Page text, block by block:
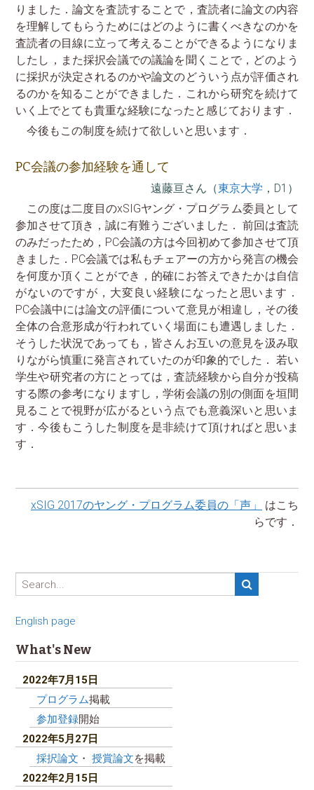
りました．論文を査読することで，査読者に論文の内容
を理解してもらうためにはどのように書くべきなのかを
査読者の目線に立って考えることができるようになりま
したし，また採択会議での議論を聞くことで，どのよう
に採択が決定されるのかや論文のどういう点が評価され
るのかを知ることができました．これから研究を続けて
いく上でとても貴重な経験になったと感じております．
今後もこの制度を続けて欲しいと思います．
PC会議の参加経験を通して
遠藤亘さん（東京大学 ，D1）
この度は二度目のxSIGヤング・プログラム委員として
参加させて頂き，誠に有難うございました． 前回は査読
のみだったため，PC会議の方は今回初めて参加させて頂
きました．PC会議では私もチェアーの方から発言の機会
を何度か頂くことができ，的確にお答えできたかは自信
がないのですが，大変良い経験になったと思います．
PC会議中には論文の評価について意見が相違し，その後
全体の合意形成が行われていく場面にも遭遇しました．
そうした状況であっても，皆さんお互いの意見を汲み取
りながら慎重に発言されていたのが印象的でした． 若い
学生や研究者の方にとっては，査読経験から自分が投稿
する際の参考になりますし，学術会議の別の側面を垣間
見ることで視野が広がるという点でも意義深いと思いま
す．今後もこうした制度を是非続けて頂ければと思いま
す．
xSIG 2017のヤング・プログラム委員の「声」
はこち
らです．
English page
What's New
2022年7月15日
プログラム掲載
参加登録開始
2022年5月27日
採択論文 ・ 授賞論文を掲載
2022年2月15日